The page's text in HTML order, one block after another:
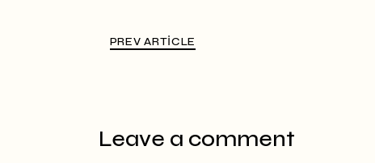
PREV ARTICLE
Leave a comment